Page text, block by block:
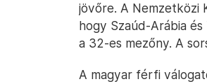
jövőre. A Nemzetközi
hogy Szaúd-Arábia
a 32-es mezőny. A
A magyar férfi